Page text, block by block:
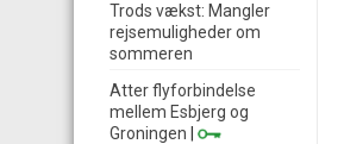
Trods vækst: Mangler
rejsemuligheder om
sommeren
Atter flyforbindelse
mellem Esbjerg og
Groningen